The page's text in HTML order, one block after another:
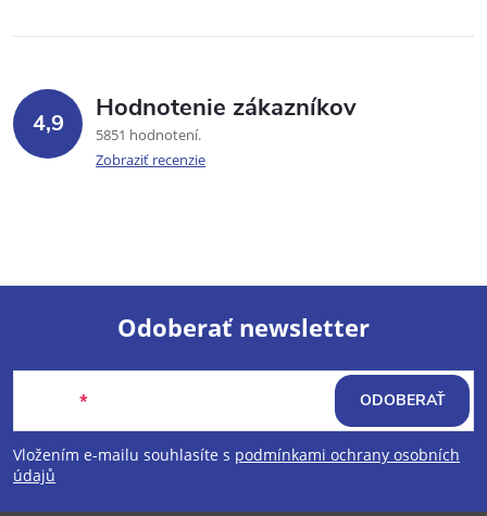
4,9 Hodnotenie zákazníkov
5851 hodnotení
Zobraziť recenzie
Z
á
p
Odoberať newsletter
Vložením e-mailu souhlasíte s podmínkami ochrany osobních
údajů
ODOBERAŤ